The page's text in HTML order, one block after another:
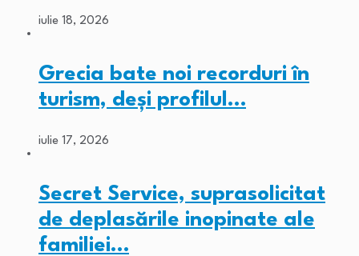
iulie 18, 2026
Grecia bate noi recorduri în
turism, deși profilul…
iulie 17, 2026
Secret Service, suprasolicitat
de deplasările inopinate ale
familiei…